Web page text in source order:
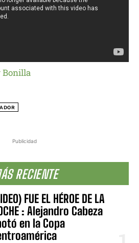
Publicidad
RECIENTE
FUE EL HÉROE DE LA
: Alejandro Cabeza
en la Copa
Bonilla